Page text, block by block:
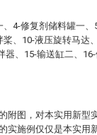
4-修复剂储料罐一
、10-液压旋转马达
、15-输送缸二、
附图，对本实用新型
实施例仅仅是本实用